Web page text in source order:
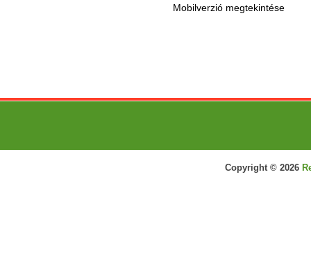
Mobilverzió megtekintése
Copyright © 2026